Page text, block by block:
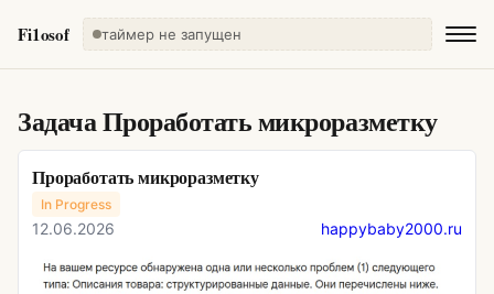
Fi1osof таймер не запущен
ЗадачаПроработать микроразметку
Проработать микроразметку
In Progress
12.06.2026 happybaby2000.ru